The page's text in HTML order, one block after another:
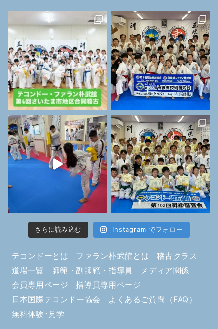
さらに読み込む Instagram でフォロー
テコンドーとは ファラン朴武館とは
稽古クラス
道場一覧
師範・副師範・指導員
メディア関係
会員専用ページ
指導員専用ページ
日本国際テコンドー協会
よくあるご質問（FAQ）
無料体験･見学